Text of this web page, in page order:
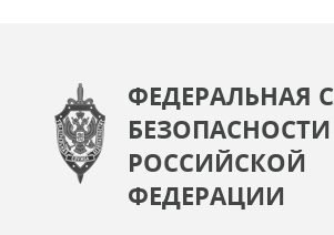
ФЕДЕРАЛЬНАЯ
БЕЗОПАСНОСТИ
РОССИЙСКОЙ
ФЕДЕРАЦИИ